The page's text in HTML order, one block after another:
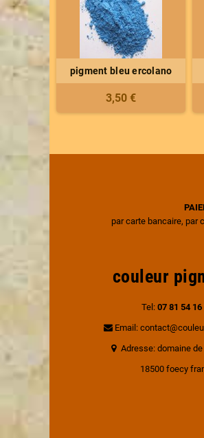
pigment bleu ercolano
3,50 €
par carte bancaire, par
couleur
Tel:07 81 54 16
Email:
Adresse: domaine
18500 foecy